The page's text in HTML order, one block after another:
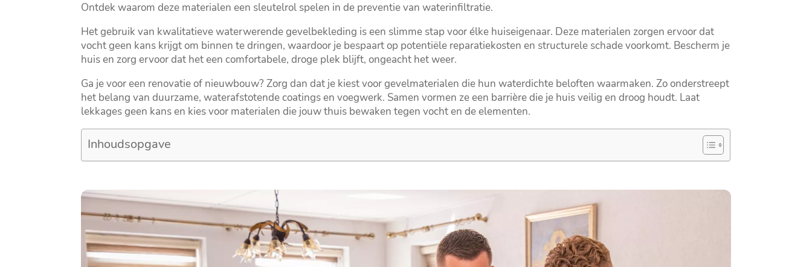
Ontdek waarom deze materialen een sleutelrol spelen in de preventie van waterinfiltratie.​
Het gebruik van kwalitatieve waterwerende gevelbekleding is een slimme stap voor élke huiseigenaar.​ Deze materialen zorgen ervoor dat
vocht geen kans krijgt om binnen te dringen, waardoor je bespaart op potentiële reparatiekosten en structurele schade voorkomt.​ Bescherm je
huis en zorg ervoor dat het een comfortabele, droge plek blijft, ongeacht het weer.​
Ga je voor een renovatie of nieuwbouw? Zorg dan dat je kiest voor gevelmaterialen die hun waterdichte beloften waarmaken.​ Zo onderstreept
het belang van duurzame, waterafstotende coatings en voegwerk.​ Samen vormen ze een barrière die je huis veilig en droog houdt.​ Laat
lekkages geen kans en kies voor materialen die jouw thuis bewaken tegen vocht en de elementen.​
Inhoudsopgave